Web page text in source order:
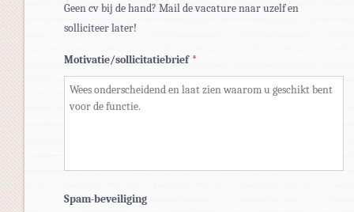
Geen cv bij de hand? Mail de vacature naar uzelf en
solliciteer later!
Motivatie/sollicitatiebrief *
Spam-beveiliging